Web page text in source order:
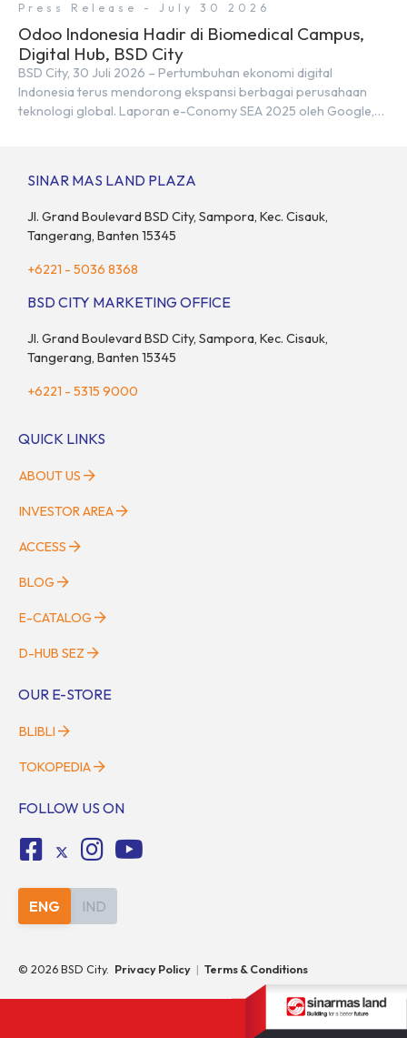
Press Release - July 30 2026
Odoo Indonesia Hadir di Biomedical Campus,
Digital Hub, BSD City
BSD City, 30 Juli 2026 – Pertumbuhan ekonomi digital
Indonesia terus mendorong ekspansi berbagai perusahaan
teknologi global. Laporan e-Conomy SEA 2025 oleh Google,
sebesar 14% dibandingkan dengan tahun sebelumnya. Kondisi
SINAR MAS LAND PLAZA
Jl. Grand Boulevard BSD City, Sampora, Kec. Cisauk,
Tangerang, Banten 15345
+6221 - 5036 8368
BSD CITY MARKETING OFFICE
Jl. Grand Boulevard BSD City, Sampora, Kec. Cisauk,
Tangerang, Banten 15345
+6221 - 5315 9000
QUICK LINKS
ABOUT US
INVESTOR AREA
ACCESS
BLOG
E-CATALOG
D-HUB SEZ
OUR E-STORE
BLIBLI
TOKOPEDIA
FOLLOW US ON
ENG IND
© 2026BSD City. Privacy Policy | Terms & Conditions